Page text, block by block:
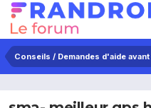
Conseils / Demandes d'aide avant